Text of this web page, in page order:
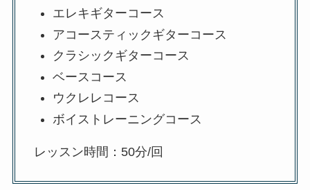
エレキギターコース
アコースティックギターコース
クラシックギターコース
ベースコース
ウクレレコース
ボイストレーニングコース
レッスン時間：50分/回